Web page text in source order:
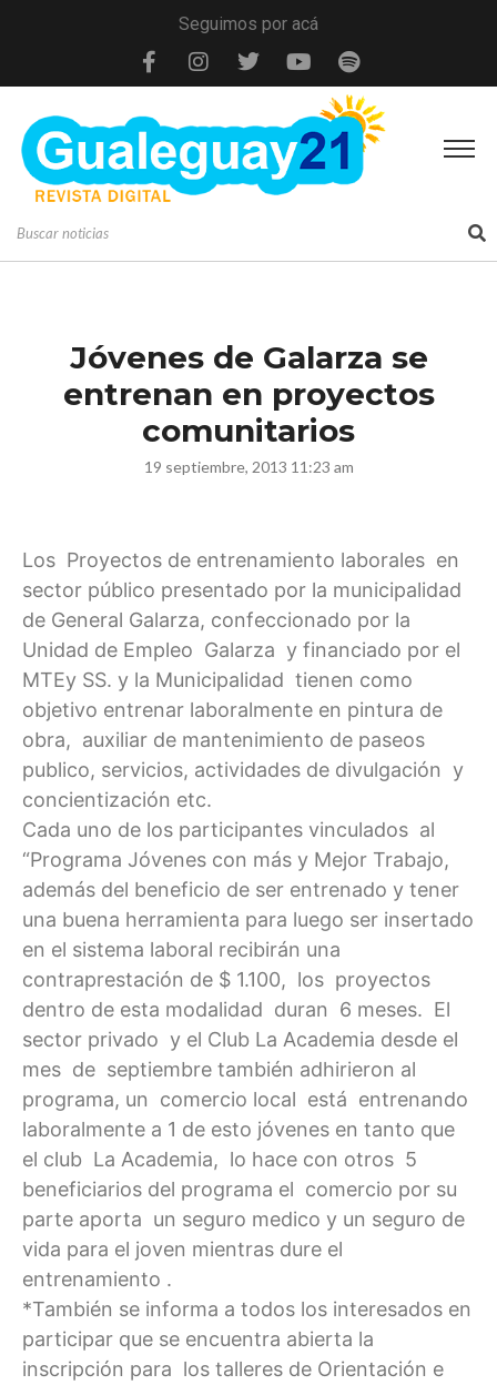
Seguimos por acá
Jóvenes de Galarza se
entrenan en proyectos
comunitarios
19 septiembre, 2013 11:23 am
Los Proyectos de entrenamiento laborales en
sector público presentado por la municipalidad
de General Galarza, confeccionado por la
Unidad de Empleo Galarza y financiado por el
MTEy SS. y la Municipalidad tienen como
objetivo entrenar laboralmente en pintura de
obra, auxiliar de mantenimiento de paseos
publico, servicios, actividades de divulgación y
concientización etc.
Cada uno de los participantes vinculados al
“Programa Jóvenes con más y Mejor Trabajo,
además del beneficio de ser entrenado y tener
una buena herramienta para luego ser insertado
en el sistema laboral recibirán una
contraprestación de $ 1.100, los proyectos
dentro de esta modalidad duran 6 meses. El
sector privado y el Club La Academia desde el
mes de septiembre también adhirieron al
programa, un comercio local está entrenando
laboralmente a 1 de esto jóvenes en tanto que
el club La Academia, lo hace con otros 5
beneficiarios del programa el comercio por su
parte aporta un seguro medico y un seguro de
vida para el joven mientras dure el
entrenamiento .
*También se informa a todos los interesados en
participar que se encuentra abierta la
inscripción para los talleres de Orientación e